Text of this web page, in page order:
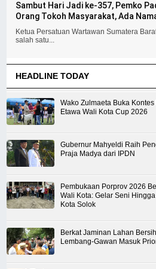
Sambut Hari Jadi ke-357, Pemko
Orang Tokoh Masyarakat, Ada
Ketua Persatuan Wartawan Sumatera
salah satu...
HEADLINE TODAY
Wako Zulmaeta Buka
Etawa Wali Kota Cup 2026
Gubernur Mahyeldi Raih
Praja Madya dari IPDN
Pembukaan Porprov 2026
Wali Kota: Gelar Seni
Kota Solok
Berkat Jaminan Lahan
Lembang-Gawan Masuk